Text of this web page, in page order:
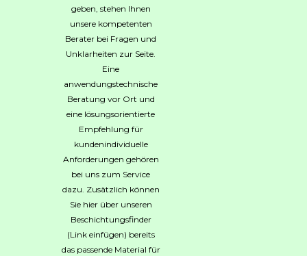
geben, stehen Ihnen
unsere kompetenten
Berater bei Fragen und
Unklarheiten zur Seite.
Eine
anwendungstechnische
Beratung vor Ort und
eine lösungsorientierte
Empfehlung für
kundenindividuelle
Anforderungen gehören
bei uns zum Service
dazu. Zusätzlich können
Sie hier über unseren
Beschichtungsfinder
(Link einfügen) bereits
das passende Material für